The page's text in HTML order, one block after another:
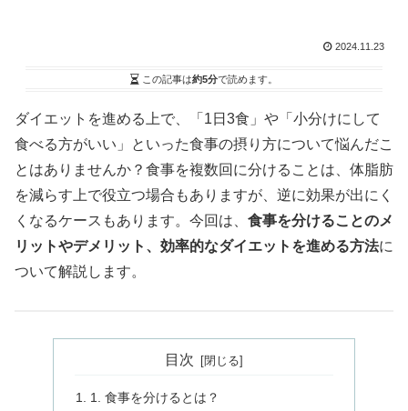
2024.11.23
この記事は約5分で読めます。
ダイエットを進める上で、「1日3食」や「小分けにして
食べる方がいい」といった食事の摂り方について悩んだこ
とはありませんか？食事を複数回に分けることは、体脂肪
を減らす上で役立つ場合もありますが、逆に効果が出にく
くなるケースもあります。今回は、 食事を分けることのメ
リットやデメリット、効率的なダイエットを進める方法に
ついて解説します。
目次
1. 食事を分けるとは？